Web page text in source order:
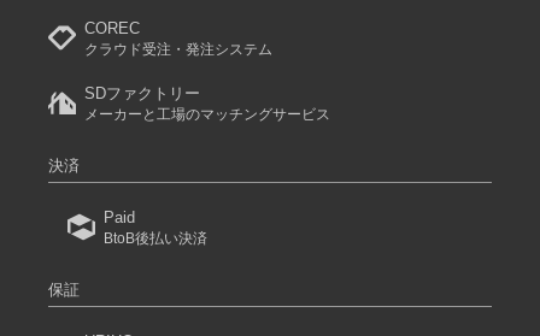
COREC
クラウド受注・発注システム
SDファクトリー
メーカーと工場のマッチングサービス
決済
Paid
BtoB後払い決済
保証